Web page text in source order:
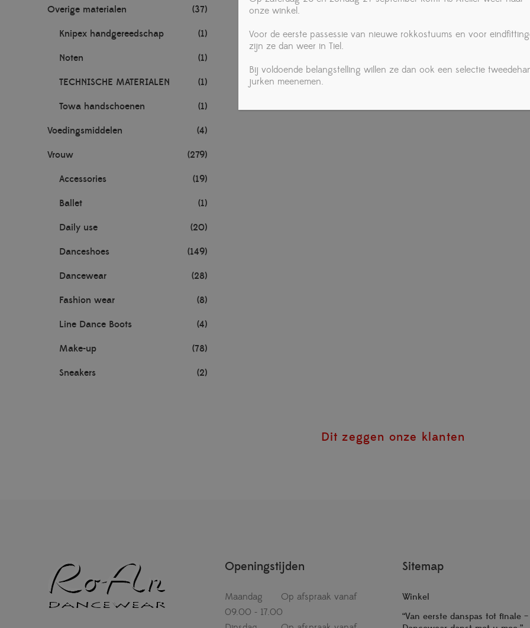
Overige materialen (37)
Knipex handgereedschap (1)
Noten (1)
TECHNISCHE MATERIALEN (1)
Towa handschoenen (1)
Voedingsmiddelen (4)
Vrouw (279)
Accessories (19)
Ballet (1)
Daily use (20)
Danceshoes (149)
Dancewear (28)
Fashion wear (8)
Line Dance Boots (4)
Make-up (78)
Sneakers (2)
Dit zeggen onze klanten
Openingstijden
Maandag
Op afspraak vanaf
09.00 - 17.00
Sitemap
Winkel
“Van eerste danspas tot finale –
onze winkel.
Voor de eerste passessie van nieuwe rokkostuums en voor
zijn ze dan weer in Tiel.
Bij voldoende belangstelling willen ze dan ook een selectie
jurken meenemen.